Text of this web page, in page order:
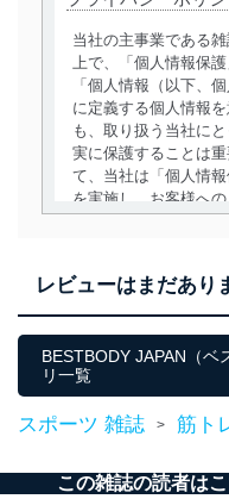
当社の主事業である
上で、「個人情報保
「個人情報（以下、
に定義する個人情報
も、取り扱う当社に
実に保護することは
て、当社は「個人情
を実施し、お客様へ
達成に必要な範囲内
得・利用・提供を行
個人情報は、同意を
供・開示は行いませ
措置を講じます。
レビューはまだあり
BESTBODY JAPAN（
リ一覧
スポーツ 雑誌 > 筋ト
この雑誌の読者は